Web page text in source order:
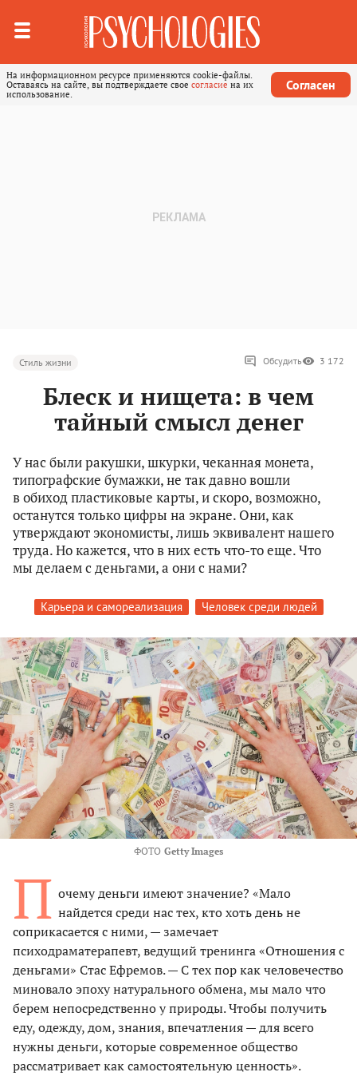
На информационном ресурсе применяются cookie-файлы.
Оставаясь на сайте, вы подтверждаете свое согласие на их
использование.
Согласен
Стиль жизни Обсудить 3 172
Блеск и нищета: в чем
тайный смысл денег
У нас были ракушки, шкурки, чеканная монета,
типографские бумажки, не так давно вошли
в обиход пластиковые карты, и скоро, возможно,
останутся только цифры на экране. Они, как
утверждают экономисты, лишь эквивалент нашего
труда. Но кажется, что в них есть что-то еще. Что
мы делаем с деньгами, а они с нами?
Карьера и самореализация Человек среди людей
ФОТО Getty Images
П очему деньги имеют значение? «Мало
найдется среди нас тех, кто хоть день не
соприкасается с ними, — замечает
психодраматерапевт, ведущий тренинга «Отношения с
деньгами» Стас Ефремов. — С тех пор как человечество
миновало эпоху натурального обмена, мы мало что
берем непосредственно у природы. Чтобы получить
еду, одежду, дом, знания, впечатления — для всего
нужны деньги, которые современное общество
рассматривает как самостоятельную ценность».